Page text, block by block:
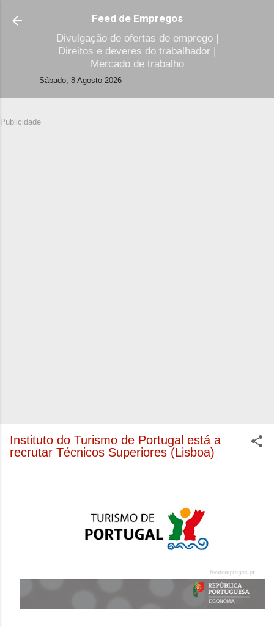
Avançar para o conteúdo principal
Feed de Empregos
Divulgação de ofertas de emprego |
Direitos e deveres do trabalhador |
Mercado de trabalho
Sábado, 8 Agosto 2026
Publicidade
Instituto do Turismo de Portugal está a
recrutar Técnicos Superiores (Lisboa)